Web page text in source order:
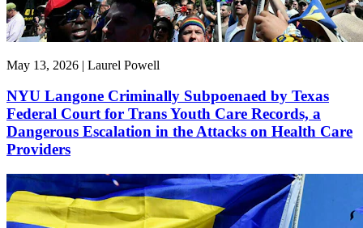
May 13, 2026 | Laurel Powell
NYU Langone Criminally Subpoenaed by Texas
Federal Court for Trans Youth Care Records, a
Dangerous Escalation in the Attacks on Health Care
Providers